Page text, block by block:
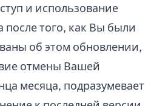
и использование
после того, как Вы были
об этом обновлении,
отмены Вашей
месяца, подразумевает